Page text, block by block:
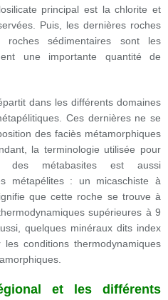
principal est la chlorite et
Puis, les dernières roches
roches sédimentaires sont les
une importante quantité de
dans les différents domaines
Ces dernières ne se
des faciès métamorphiques
la terminologie utilisée pour
des métabasites est aussi
métapélites : un micaschiste à
que cette roche se trouve à
supérieures à 9
quelques minéraux dits index
conditions thermodynamiques
et les différents